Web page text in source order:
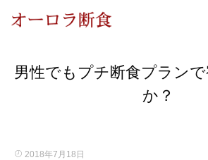
男性でもプチ断食プラン
か？
2018年7月18日